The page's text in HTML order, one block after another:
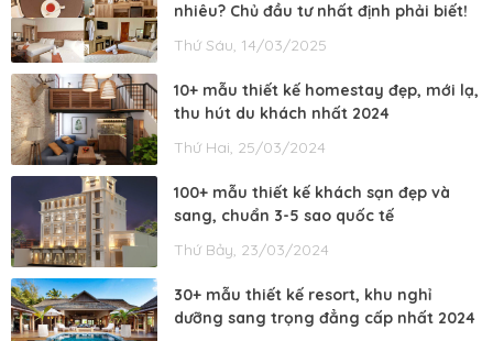
nhiêu? Chủ đầu tư nhất định phải biết!
Thứ Sáu, 14/03/2025
10+ mẫu thiết kế homestay đẹp, mới lạ,
thu hút du khách nhất 2024
Thứ Hai, 25/03/2024
100+ mẫu thiết kế khách sạn đẹp và
sang, chuẩn 3-5 sao quốc tế
Thứ Bảy, 23/03/2024
30+ mẫu thiết kế resort, khu nghỉ
dưỡng sang trọng đẳng cấp nhất 2024